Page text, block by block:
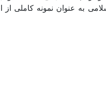
به عنوان نمونه کاملی از